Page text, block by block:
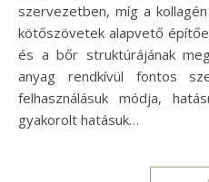
szervezetben, míg a
kötőszövetek alapvető
és a bőr struktúrájának
anyag rendkívül fontos
felhasználásuk módja,
gyakorolt hatásuk…